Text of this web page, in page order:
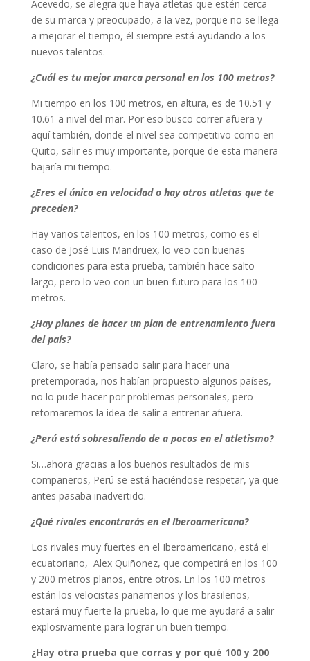
Acevedo, se alegra que haya atletas que estén cerca
de su marca y preocupado, a la vez, porque no se llega
a mejorar el tiempo, él siempre está ayudando a los
nuevos talentos.
¿Cuál es tu mejor marca personal en los 100 metros?
Mi tiempo en los 100 metros, en altura, es de 10.51 y
10.61 a nivel del mar. Por eso busco correr afuera y
aquí también, donde el nivel sea competitivo como en
Quito, salir es muy importante, porque de esta manera
bajaría mi tiempo.
¿Eres el único en velocidad o hay otros atletas que te
preceden?
Hay varios talentos, en los 100 metros, como es el
caso de José Luis Mandruex, lo veo con buenas
condiciones para esta prueba, también hace salto
largo, pero lo veo con un buen futuro para los 100
metros.
¿Hay planes de hacer un plan de entrenamiento fuera
del país?
Claro, se había pensado salir para hacer una
pretemporada, nos habían propuesto algunos países,
no lo pude hacer por problemas personales, pero
retomaremos la idea de salir a entrenar afuera.
¿Perú está sobresaliendo de a pocos en el atletismo?
Si…ahora gracias a los buenos resultados de mis
compañeros, Perú se está haciéndose respetar, ya que
antes pasaba inadvertido.
¿Qué rivales encontrarás en el Iberoamericano?
Los rivales muy fuertes en el Iberoamericano, está el
ecuatoriano, Alex Quiñonez, que competirá en los 100
y 200 metros planos, entre otros. En los 100 metros
están los velocistas panameños y los brasileños,
estará muy fuerte la prueba, lo que me ayudará a salir
explosivamente para lograr un buen tiempo.
¿Hay otra prueba que corras y por qué 100 y 200